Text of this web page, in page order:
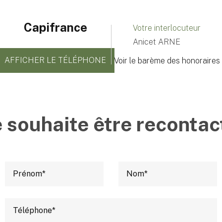
Capifrance
AFFICHER LE TÉLÉPHONE
Votre interlocuteur
Anicet ARNE
Voir le barème des honoraires
souhaite être